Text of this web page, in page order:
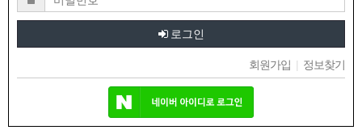
로그인
회원가입 | 정보찾기